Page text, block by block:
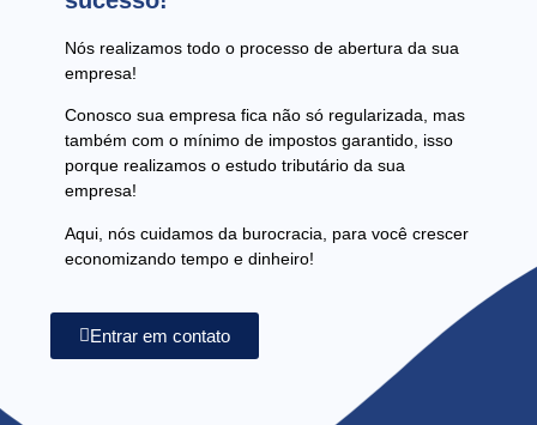
Nós realizamos todo o processo de abertura da sua
empresa!
Conosco sua empresa fica não só regularizada, mas
também com o mínimo de impostos garantido, isso
porque realizamos o estudo tributário da sua
empresa!
Aqui, nós cuidamos da burocracia, para você crescer
economizando tempo e dinheiro!
Entrar em contato